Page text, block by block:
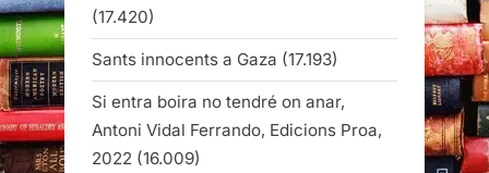
(17.420)
Sants innocents a Gaza (17.193)
Si entra boira no tendré on anar,
Antoni Vidal Ferrando, Edicions Proa,
2022 (16.009)